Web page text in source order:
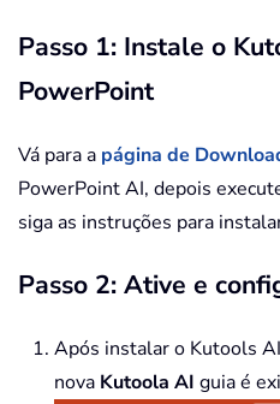
Passo 1: Instale o
PowerPoint
Vá para a página de
PowerPoint AI, depois
siga as instruções para
Passo 2: Ative e
Após instalar o Kutools
nova Kutoola AI guia é